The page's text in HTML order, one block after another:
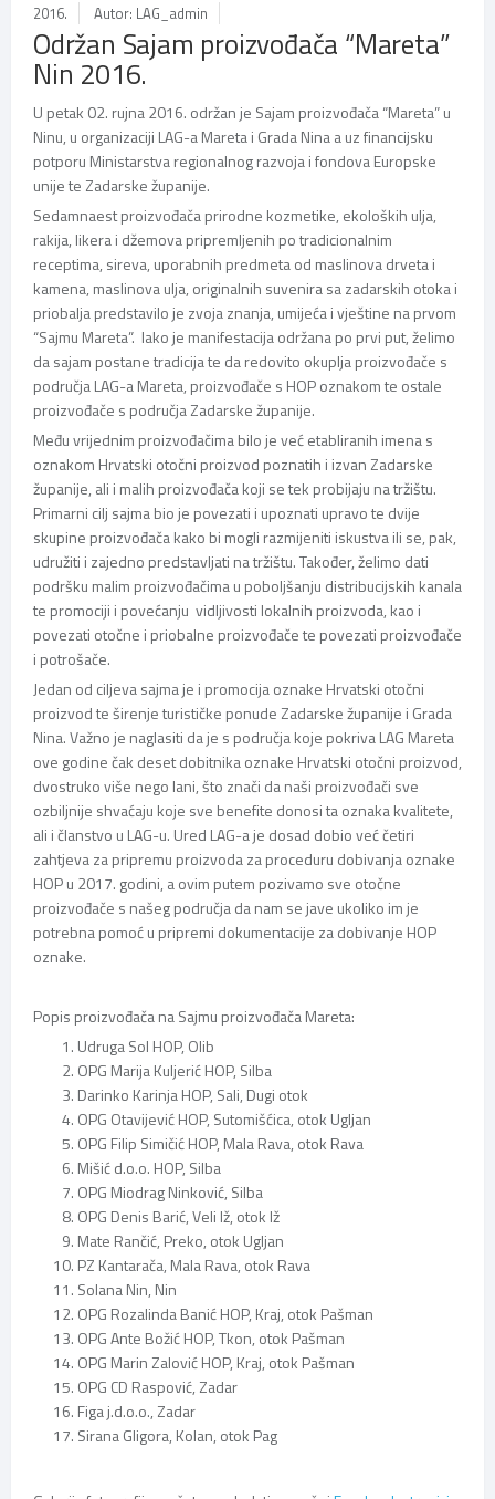
2016.
Autor: LAG_admin
Održan Sajam proizvođača “Mareta”
Nin 2016.
U petak 02. rujna 2016. održan je Sajam proizvođača “Mareta” u
Ninu, u organizaciji LAG-a Mareta i Grada Nina a uz financijsku
potporu Ministarstva regionalnog razvoja i fondova Europske
unije te Zadarske županije.
Sedamnaest proizvođača prirodne kozmetike, ekoloških ulja,
rakija, likera i džemova pripremljenih po tradicionalnim
receptima, sireva, uporabnih predmeta od maslinova drveta i
kamena, maslinova ulja, originalnih suvenira sa zadarskih otoka i
priobalja predstavilo je zvoja znanja, umijeća i vještine na prvom
“Sajmu Mareta”. Iako je manifestacija održana po prvi put, želimo
da sajam postane tradicija te da redovito okuplja proizvođače s
područja LAG-a Mareta, proizvođače s HOP oznakom te ostale
proizvođače s područja Zadarske županije.
Među vrijednim proizvođačima bilo je već etabliranih imena s
oznakom Hrvatski otočni proizvod poznatih i izvan Zadarske
županije, ali i malih proizvođača koji se tek probijaju na tržištu.
Primarni cilj sajma bio je povezati i upoznati upravo te dvije
skupine proizvođača kako bi mogli razmijeniti iskustva ili se, pak,
udružiti i zajedno predstavljati na tržištu. Također, želimo dati
podršku malim proizvođačima u poboljšanju distribucijskih kanala
te promociji i povećanju vidljivosti lokalnih proizvoda, kao i
povezati otočne i priobalne proizvođače te povezati proizvođače
i potrošače.
Jedan od ciljeva sajma je i promocija oznake Hrvatski otočni
proizvod te širenje turističke ponude Zadarske županije i Grada
Nina. Važno je naglasiti da je s područja koje pokriva LAG Mareta
ove godine čak deset dobitnika oznake Hrvatski otočni proizvod,
dvostruko više nego lani, što znači da naši proizvođači sve
ozbiljnije shvaćaju koje sve benefite donosi ta oznaka kvalitete,
ali i članstvo u LAG-u. Ured LAG-a je dosad dobio već četiri
zahtjeva za pripremu proizvoda za proceduru dobivanja oznake
HOP u 2017. godini, a ovim putem pozivamo sve otočne
proizvođače s našeg područja da nam se jave ukoliko im je
potrebna pomoć u pripremi dokumentacije za dobivanje HOP
oznake.
Popis proizvođača na Sajmu proizvođača Mareta:
Udruga Sol HOP, Olib
OPG Marija Kuljerić HOP, Silba
Darinko Karinja HOP, Sali, Dugi otok
OPG Otavijević HOP, Sutomišćica, otok Ugljan
OPG Filip Simičić HOP, Mala Rava, otok Rava
Mišić d.o.o. HOP, Silba
OPG Miodrag Ninković, Silba
OPG Denis Barić, Veli Iž, otok Iž
Mate Rančić, Preko, otok Ugljan
PZ Kantarača, Mala Rava, otok Rava
Solana Nin, Nin
OPG Rozalinda Banić HOP, Kraj, otok Pašman
OPG Ante Božić HOP, Tkon, otok Pašman
OPG Marin Zalović HOP, Kraj, otok Pašman
OPG CD Raspović, Zadar
Figa j.d.o.o., Zadar
Sirana Gligora, Kolan, otok Pag